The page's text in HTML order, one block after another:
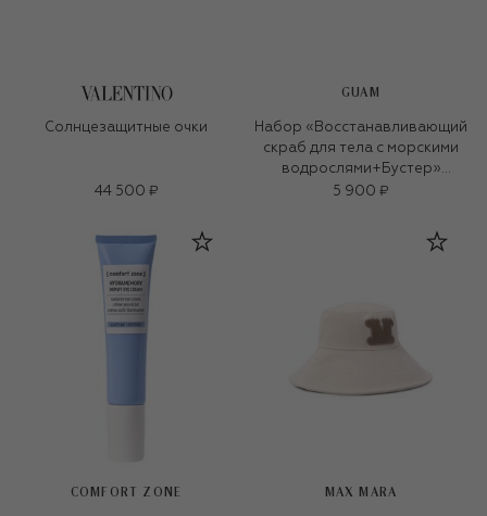
Солнцезащитные очки
44 500 ₽
GUAM
Набор «Восстанавливающий
скраб для тела с морскими
водрослями+Бустер»
(250ml+15g)
5 900 ₽
COMFORT ZONE MAX MARA